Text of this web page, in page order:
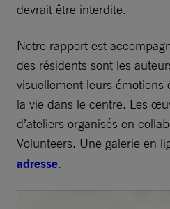
devrait être interdite.
Notre rapport est
des résidents sont les
visuellement leurs émotions
la vie dans le centre. Les
d’ateliers organisés en
Volunteers. Une galerie en
adresse.